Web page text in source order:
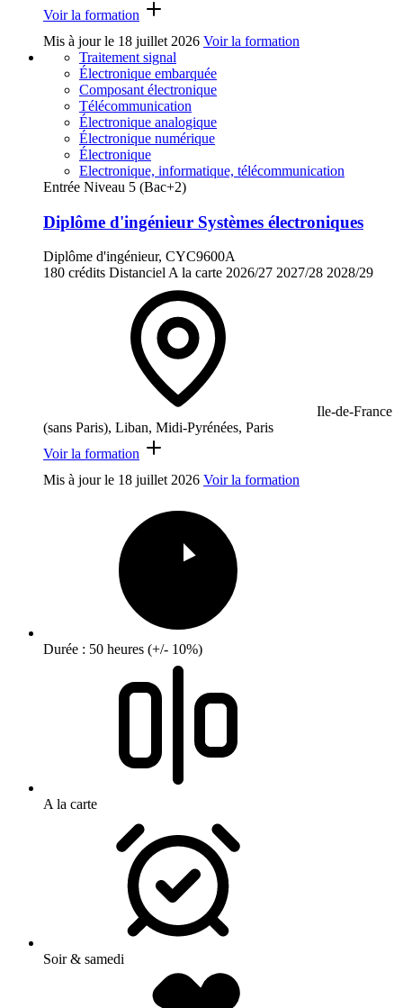
Voir la formation
Mis à jour le 18 juillet 2026 Voir la formation
Traitement signal
Électronique embarquée
Composant électronique
Télécommunication
Électronique analogique
Électronique numérique
Électronique
Electronique, informatique, télécommunication
Entrée Niveau 5 (Bac+2)
Diplôme d'ingénieur Systèmes électroniques
Diplôme d'ingénieur, CYC9600A
180 crédits DistancielA la carte 2026/27 2027/28 2028/29
Ile-de-France
(sans Paris), Liban, Midi-Pyrénées, Paris
Voir la formation
Mis à jour le 18 juillet 2026 Voir la formation
Durée : 50 heures (+/- 10%)
A la carte
Soir & samedi